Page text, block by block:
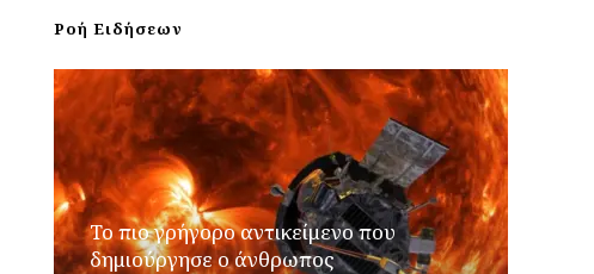
Ροή Ειδήσεων
Το πιο γρήγορο αντικείμενο που
δημιούργησε ο άνθρωπος